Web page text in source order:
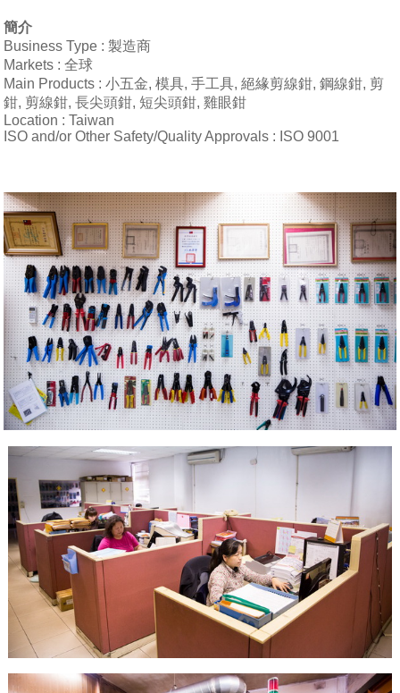
簡介
Business Type : 製造商
Markets : 全球
Main Products : 小五金, 模具, 手工具, 絕緣剪線鉗, 鋼線鉗, 剪
鉗, 剪線鉗, 長尖頭鉗, 短尖頭鉗, 雞眼鉗
Location : Taiwan
ISO and/or Other Safety/Quality Approvals : ISO 9001